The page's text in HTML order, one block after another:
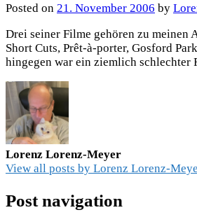
Posted on 21. November 2006 by
Drei seiner Filme gehören zu meinen
Short Cuts, Prêt-à-porter, Gosford
hingegen war ein ziemlich schlechter
Lorenz Lorenz-Meyer
View all posts by Lorenz Lorenz-
Post navigation